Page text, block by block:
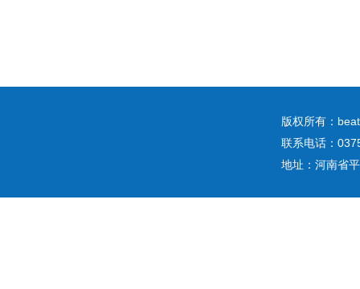
版权所有：
联系电话：
地址：河南省